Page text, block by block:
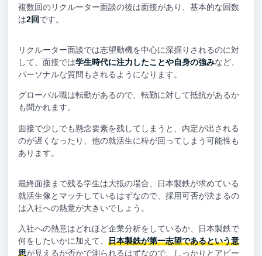
複数回のリクルーター面談の後は面接があり、基本的な回数
は2回です。
リクルーター面談では志望動機を中心に深掘りされるのに対
して、面接では学生時代に注力したことや自身の強みなど、
パーソナルな質問もされるようになります。
グローバル職は転勤があるので、転勤に対して抵抗があるか
も聞かれます。
面接で少しでも懸念要素を残してしまうと、内定が出される
のが遅くなったり、他の就活生に枠が回ってしまう可能性も
あります。
最終面接まで残る学生は大抵の場合、日本製鉄が求めている
就活生像とマッチしているはずなので、採用可否が決まるの
は入社への熱意が大きいでしょう。
入社への熱意はどれほど企業分析をしているか、日本製鉄で
何をしたいかに加えて、 日本製鉄が第一志望であるという意
思が見えるか否かで測られるはずなので、しっかりとアピー